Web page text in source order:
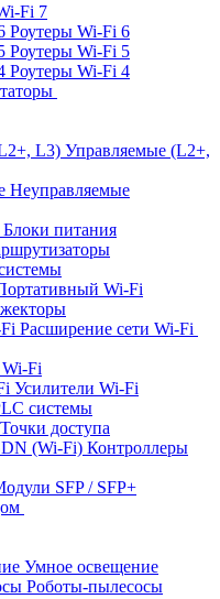
Fi 7
Роутеры Wi-Fi 6
Роутеры Wi-Fi 5
Роутеры Wi-Fi 4
Управляемые (L2+,
Неуправляемые
Блоки питания
Wi-Fi
Расширение сети Wi‑Fi
Усилители Wi-Fi
системы
Точки доступа
Контроллеры
SFP / SFP+
Умное освещение
Роботы-пылесосы